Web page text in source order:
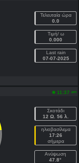
Τελευταία ώρα
0.0
Τιμή/ ω
0.000
Last rain
07-07-2025
11:37 am
Σκοτάδι
12 Ω. 56 λ.
ηλιοβασίλεμα
17:26
σήμερα
Ανύψωση
47.8°